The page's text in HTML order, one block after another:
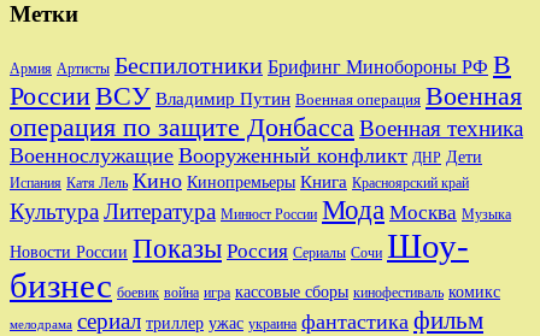
Метки
Армия Артисты Беспилотники Брифинг Минобороны РФ В
РоссииВСУ Владимир Путин Военная операция Военная
операция по защите Донбасса Военная техника
Военнослужащие Вооруженный конфликт ДНР Дети
Испания Катя Лель Кино Кинопремьеры Книга Красноярский край
Культура Литература Минюст России Мода Москва Музыка
Новости России Показы Россия Сериалы Сочи Шоу-
бизнес боевик война игра кассовые сборы кинофестиваль комикс
мелодрама сериал триллер ужас украина фантастика фильм